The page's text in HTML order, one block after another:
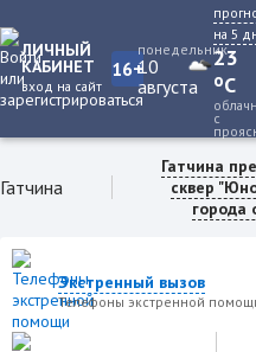
ЛИЧНЫЙ
КАБИНЕТ
вход на сайт
16+
понедельник
10
августа
на 5
23
oC
с
Гатчина
Гатчина
сквер
города
Экстренный вызов
Телефоны экстренной